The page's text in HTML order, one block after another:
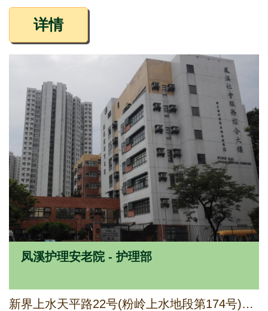
详情
凤溪护理安老院 - 护理部
新界上水天平路22号(粉岭上水地段第174号)四楼至六楼